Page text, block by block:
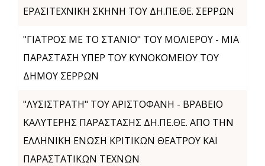
ΕΡΑΣΙΤΕΧΝΙΚΗ ΣΚΗΝΗ ΤΟΥ ΔΗ.ΠΕ.ΘΕ. ΣΕΡΡΩΝ
"ΓΙΑΤΡΟΣ ΜΕ ΤΟ ΣΤΑΝΙΟ" ΤΟΥ ΜΟΛΙΕΡΟΥ - ΜΙΑ
ΠΑΡΑΣΤΑΣΗ ΥΠΕΡ ΤΟΥ ΚΥΝΟΚΟΜΕΙΟΥ ΤΟΥ
ΔΗΜΟΥ ΣΕΡΡΩΝ
"ΛΥΣΙΣΤΡΑΤΗ" ΤΟΥ ΑΡΙΣΤΟΦΑΝΗ - ΒΡΑΒΕΙΟ
ΚΑΛΥΤΕΡΗΣ ΠΑΡΑΣΤΑΣΗΣ ΔΗ.ΠΕ.ΘΕ. ΑΠΟ ΤΗΝ
ΕΛΛΗΝΙΚΗ EΝΩΣΗ ΚΡΙΤΙΚΩΝ ΘΕΑΤΡΟΥ ΚΑΙ
ΠΑΡΑΣΤΑΤΙΚΩΝ ΤΕΧΝΩΝ